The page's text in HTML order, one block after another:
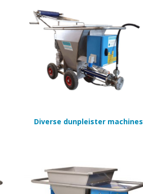
Diverse dunpleister machines